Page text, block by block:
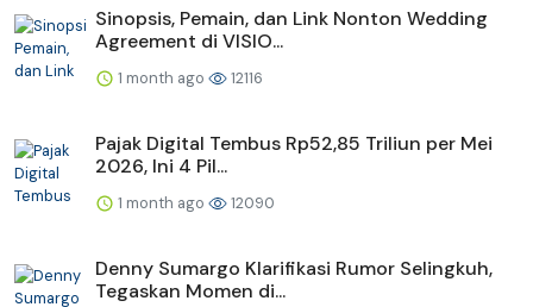
Sinopsis, Pemain, dan Link Nonton Wedding
Agreement di VISIO...
1 month ago 12116
Pajak Digital Tembus Rp52,85 Triliun per Mei
2026, Ini 4 Pil...
1 month ago 12090
Denny Sumargo Klarifikasi Rumor Selingkuh,
Tegaskan Momen di...